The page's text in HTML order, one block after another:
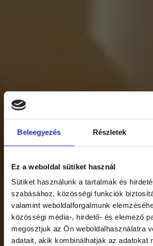
Beleegyezés Részletek
Ez a weboldal sütiket használ
Sütiket használunk a tartalmak és
szabásához, közösségi funkciók
valamint weboldalforgalmunk
közösségi média-, hirdető- és elemező
megosztjuk az Ön weboldalhasználatra
adatait, akik kombinálhatják az adatokat